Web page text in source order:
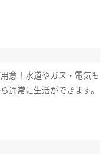
意！水道やガス・電気も
通常に生活ができます。